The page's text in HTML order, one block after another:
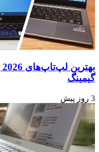
گیمینگ
3 روز پیش